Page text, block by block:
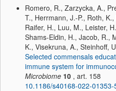
Romero, R., Zarzycka, A.,
T., Herrmann, J.-P., Roth,
Raifer, H., Luu, M., Leister,
Shams-Eldin, H., Jacob, R.,
K., Visekruna, A., Steinhoff,
Selected commensals
immune system for
Microbiome 10 , art. 158
10.1186/s40168-022-01353-